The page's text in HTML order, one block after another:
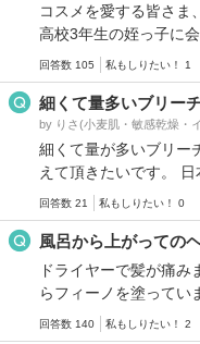
コスメを愛する皆さま
高校3年生の姪っ子に
回答数 105 私もしりたい！ 1
細くて量多いブリー
by りさ(小麦肌・敏感乾燥・
細くて量が多いブリー
えて頂きたいです。 日
回答数 21 私もしりたい！ 0
風呂から上がっての
ドライヤーで髪が痛
らフィーノを塗ってい
回答数 140 私もしりたい！ 2